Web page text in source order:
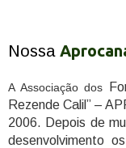
Nossa
A Associação dos
Rezende Calil” –
2006. Depois de
desenvolvimento